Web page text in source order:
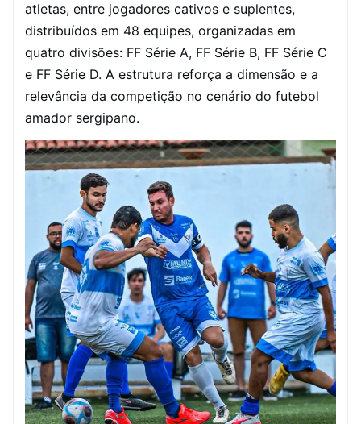
atletas, entre jogadores cativos e suplentes,
distribuídos em 48 equipes, organizadas em
quatro divisões: FF Série A, FF Série B, FF Série C
e FF Série D. A estrutura reforça a dimensão e a
relevância da competição no cenário do futebol
amador sergipano.